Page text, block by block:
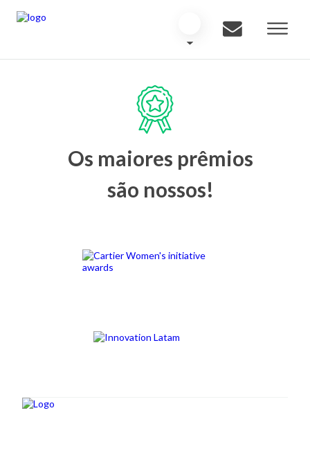
Os maiores prêmios
são nossos!